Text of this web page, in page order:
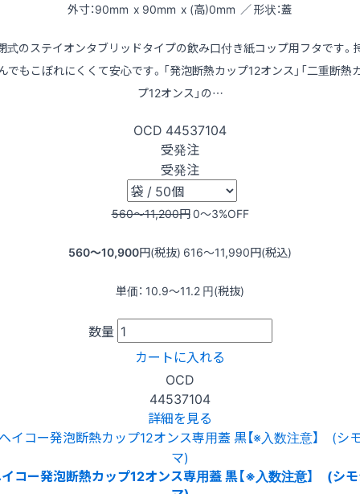
外寸：90mm x 90mm x (高)0mm ／ 形状：蓋
式のステイオンタブリッドタイプの飲み口付き紙コップ用フタです。
でもこぼれにくくて安心です。「発泡断熱カップ12オンス」「二重断熱
プ12オンス」の…
OCD 44537104
受発注
受発注
560〜11,200円0〜3%OFF
560〜10,900円(税抜) 616〜11,990円(税込)
単価： 10.9〜11.2 円(税抜)
数量
カートに入れる
OCD
44537104
詳細を見る
コー発泡断熱カップ12オンス専用蓋 黒【※入数注意】 (シ